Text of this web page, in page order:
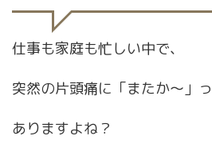
仕事も家庭も忙しい中で、
突然の片頭痛に「またか〜」っ
ありますよね？